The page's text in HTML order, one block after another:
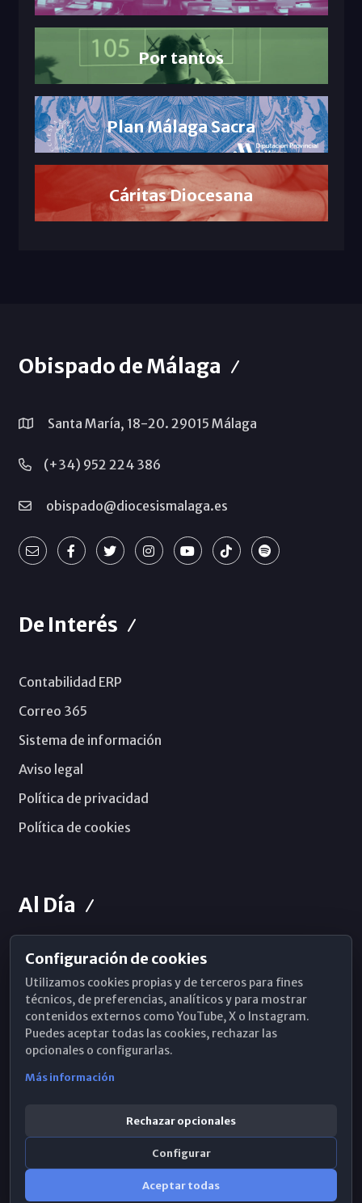
Por tantos
Plan Málaga Sacra
Cáritas Diocesana
Obispado de Málaga
Santa María, 18-20. 29015 Málaga
(+34) 952 224 386
obispado@diocesismalaga.es
De Interés
Contabilidad ERP
Correo 365
Sistema de información
Aviso legal
Política de privacidad
Política de cookies
Al Día
Horarios de Misa
Hemeroteca
WhatsApp
Configuración de cookies
Utilizamos cookies propias y de terceros para fines
técnicos, de preferencias, analíticos y para mostrar
contenidos externos como YouTube, X o Instagram.
Puedes aceptar todas las cookies, rechazar las
opcionales o configurarlas.
Más información
Rechazar opcionales
Configurar
Aceptar todas